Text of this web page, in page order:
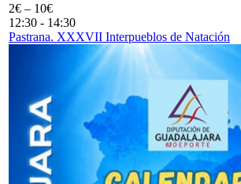
2€ – 10€
12:30 - 14:30
Pastrana. XXXVII Interpueblos de Natación